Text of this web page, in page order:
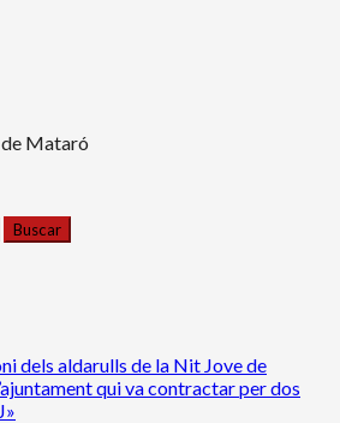
Mataró
dels aldarulls de la Nit Jove de
qui va contractar per dos